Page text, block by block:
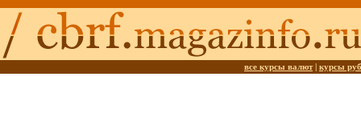
все курсы валют| курсы